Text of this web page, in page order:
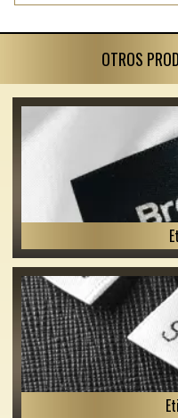
OTROS